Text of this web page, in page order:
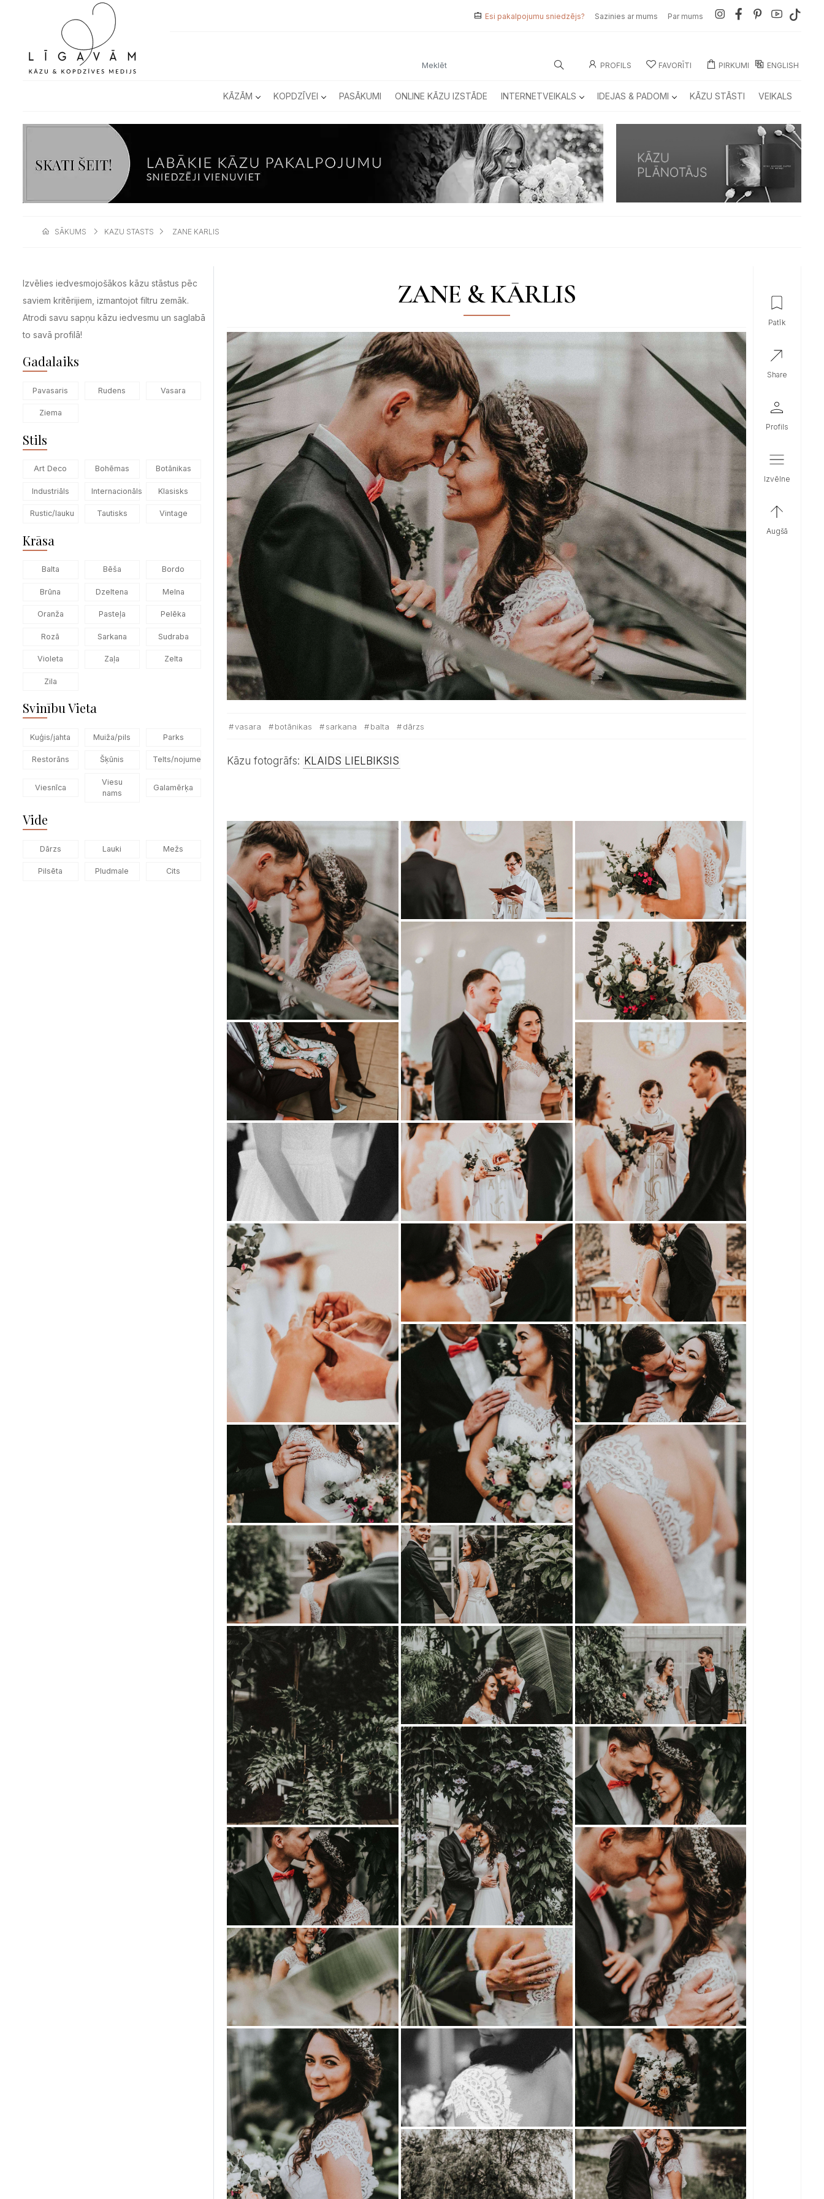
Esi pakalpojumu sniedzējs? Sazinies ar mums Par mums
PROFILS FAVORĪTI PIRKUMI ENGLISH
KĀZĀM KOPDZĪVEI PASĀKUMI ONLINE KĀZU IZSTĀDE INTERNETVEIKALS IDEJAS & PADOMI KĀZU STĀSTI VEIKALS
SĀKUMS KAZU STASTS ZANE KARLIS
Izvēlies iedvesmojošākos kāzu stāstus pēc
saviem kritērijiem, izmantojot filtru zemāk.
Atrodi savu sapņu kāzu iedvesmu un saglabā
to savā profilā!
Gadalaiks
Pavasaris Rudens Vasara
Ziema
Stils
Art Deco Bohēmas Botānikas
Industriāls Internacionāls Klasisks
Rustic/lauku Tautisks Vintage
Krāsa
Balta Bēša Bordo
Brūna Dzeltena Melna
Oranža Pasteļa Pelēka
Rozā Sarkana Sudraba
Violeta Zaļa Zelta
Zila
Svinību Vieta
Kuģis/jahta Muiža/pils Parks
Restorāns Šķūnis Telts/nojume
Viesnīca
Viesu
nams
Galamērķa
Vide
Dārzs Lauki Mežs
Pilsēta Pludmale Cits
ZANE & KĀRLIS
vasara botānikas sarkana balta dārzs
Kāzu fotogrāfs: KLAIDS LIELBIKSIS
patīk
share
profils
izvēlne
augšā